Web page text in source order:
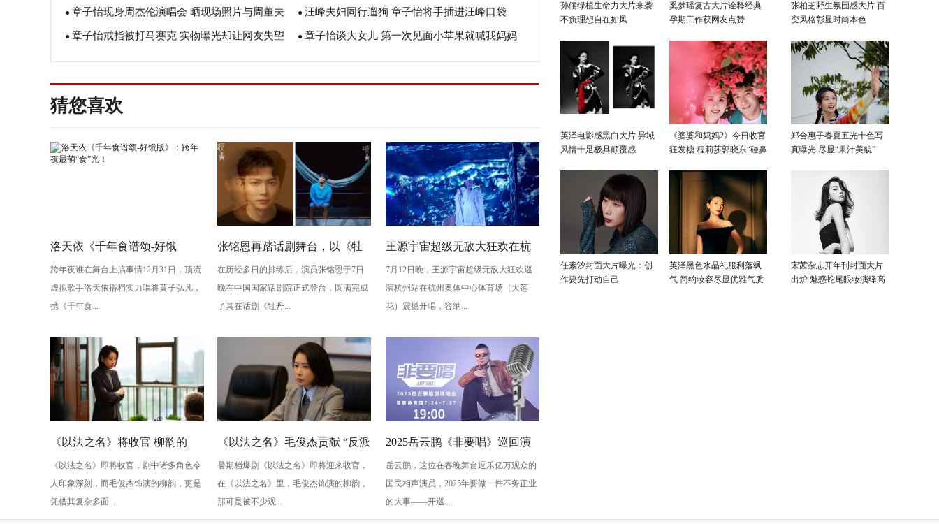
袁咏仪？
● 章子怡现身周杰伦演唱会 晒现场照片与周董夫
妇合照
● 汪峰夫妇同行遛狗 章子怡将手插进汪峰口袋
● 章子怡戒指被打马赛克 实物曝光却让网友失望
了！
● 章子怡谈大女儿 第一次见面小苹果就喊我妈妈
猜您喜欢
洛天依《千年食谱颂-好饿
版》：跨年夜最萌“食”光！
跨年夜谁在舞台上搞事情12月31日，顶流
虚拟歌手洛天依搭档实力唱将黄子弘凡，
携《千年食...
张铭恩再踏话剧舞台，以《牡
丹亭上三生路》续写古典深
情，全新演绎“柳梦梅”至情至
在历经多日的排练后，演员张铭恩于7日
晚在中国国家话剧院正式登台，圆满完成
了其在话剧《牡丹...
王源宇宙超级无敌大狂欢在杭
州开唱 用心细节诠释双向奔赴
的爱
7月12日晚，王源宇宙超级无敌大狂欢巡
演杭州站在杭州奥体中心体育场（大莲
花）震撼开唱，容纳...
《以法之名》将收官 柳韵的
“蠢” 让毛俊杰重回巅峰
《以法之名》即将收官，剧中诸多角色令
人印象深刻，而毛俊杰饰演的柳韵，更是
凭借其复杂多面...
《以法之名》毛俊杰贡献 “反派
级” 演技？柳韵的 “蠢” 是表演
的胜利！
暑期档爆剧《以法之名》即将迎来收官，
在《以法之名》里，毛俊杰饰演的柳韵，
那可是被不少观...
2025岳云鹏《非要唱》巡回演
唱会北京站：用音乐讲最朴素
的真心话
岳云鹏，这位在春晚舞台逗乐亿万观众的
国民相声演员，2025年要做一件不务正业
的大事——开巡...
孙俪绿植生命力大片来袭
不负理想自在如风
奚梦瑶复古大片诠释经典
孕期工作获网友点赞
张柏芝野生氛围感大片 百
变风格彰显时尚本色
英泽电影感黑白大片 异域
风情十足极具颠覆感
《婆婆和妈妈2》今日收官
狂发糖 程莉莎郭晓东“碰鼻
郑合惠子春夏五光十色写
真曝光 尽显“果汁美貌”
任素汐封面大片曝光：创
作要先打动自己
英泽黑色水晶礼服利落飒
气 简约妆容尽显优雅气质
宋茜杂志开年刊封面大片
出炉 魅惑蛇尾眼妆演绎高